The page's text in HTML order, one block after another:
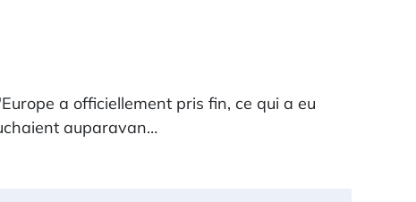
a officiellement pris fin, ce qui a eu
auparavan…